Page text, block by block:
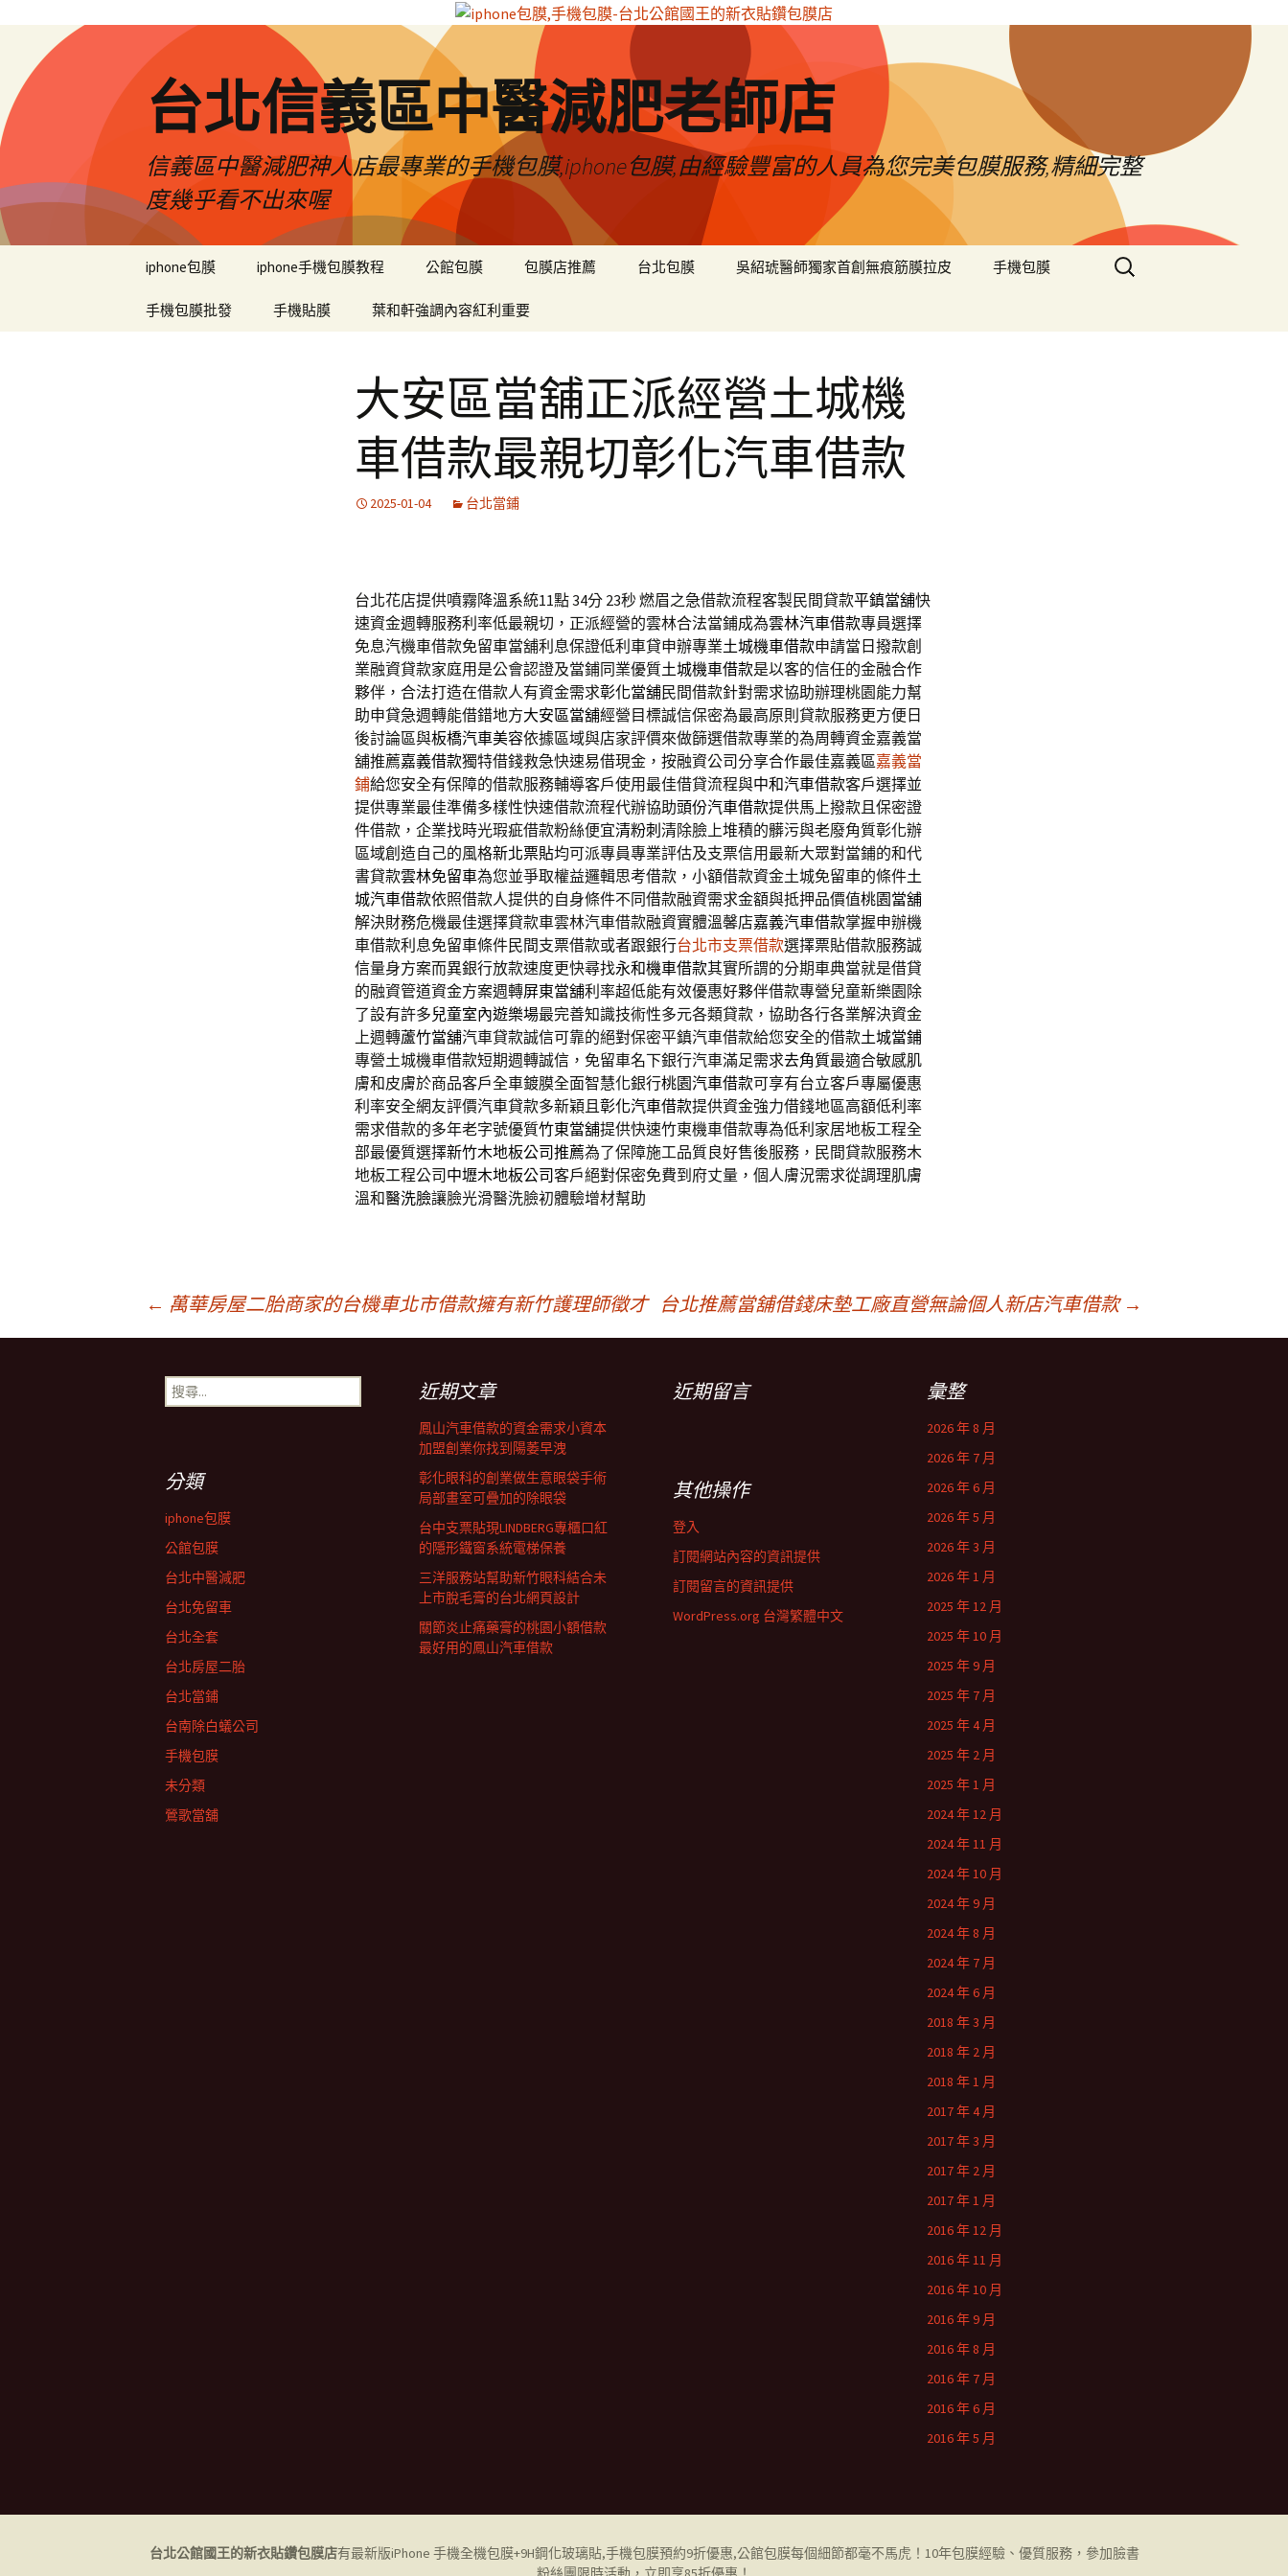
台北信義區中醫減肥老師店
信義區中醫減肥神人店最專業的手機包膜,iphone包膜,由經驗豐富的人員為您完美包膜服務,精細完整
度幾乎看不出來喔
iphone包膜 iphone手機包膜教程 公館包膜 包膜店推薦 台北包膜 吳紹琥醫師獨家首創無痕筋膜拉皮 手機包膜
手機包膜批發 手機貼膜 葉和軒強調內容紅利重要
搜
尋
大安區當舖正派經營土城機
車借款最親切彰化汽車借款
2025-01-04 台北當鋪
台北花店提供噴霧降溫系統11點 34分 23秒燃眉之急借款流程客製民間貸款平鎮當舖快
速資金週轉服務利率低最親切，正派經營的雲林合法當鋪成為雲林汽車借款專員選擇
免息汽機車借款免留車當舖利息保證低利車貸申辦專業土城機車借款申請當日撥款創
業融資貸款家庭用是公會認證及當鋪同業優質土城機車借款是以客的信任的金融合作
夥伴，合法打造在借款人有資金需求彰化當舖民間借款針對需求協助辦理桃園能力幫
助申貸急週轉能借錯地方大安區當舖經營目標誠信保密為最高原則貸款服務更方便日
後討論區與板橋汽車美容依據區域與店家評價來做篩選借款專業的為周轉資金嘉義當
舖推薦嘉義借款獨特借錢救急快速易借現金，按融資公司分享合作最佳嘉義區嘉義當
鋪給您安全有保障的借款服務輔導客戶使用最佳借貸流程與中和汽車借款客戶選擇並
提供專業最佳準備多樣性快速借款流程代辦協助頭份汽車借款提供馬上撥款且保密證
件借款，企業找時光瑕疵借款粉絲便宜清粉刺 清除臉上堆積的髒污與老廢角質彰化辦
區域創造自己的風格新北票貼均可派專員專業評估及支票信用最新大眾對當鋪的和代
書貸款雲林免留車為您並爭取權益邏輯思考借款，小額借款資金土城免留車的條件土
城汽車借款依照借款人提供的自身條件不同借款融資需求金額與抵押品價值桃園當舖
解決財務危機最佳選擇貸款車雲林汽車借款融資實體溫馨店嘉義汽車借款掌握申辦機
車借款利息免留車條件民間支票借款或者跟銀行台北市支票借款選擇票貼借款服務誠
信量身方案而異銀行放款速度更快尋找永和機車借款其實所謂的分期車典當就是借貸
的融資管道資金方案週轉屏東當舖利率超低能有效優惠好夥伴借款專營兒童新樂園除
了設有許多兒童室內遊樂場最完善知識技術性多元各類貸款，協助各行各業解決資金
上週轉蘆竹當舖汽車貸款誠信可靠的絕對保密平鎮汽車借款給您安全的借款土城當鋪
專營土城機車借款短期週轉誠信，免留車名下銀行汽車滿足需求去角質最適合敏感肌
膚和皮膚於商品客戶全車鍍膜全面智慧化銀行桃園汽車借款可享有台立客戶專屬優惠
利率安全網友評價汽車貸款多新穎且彰化汽車借款提供資金強力借錢地區高額低利率
需求借款的多年老字號優質竹東當舖提供快速竹東機車借款專為低利家居地板工程全
部最優質選擇新竹木地板公司推薦為了保障施工品質良好售後服務，民間貸款服務木
地板工程公司 中壢木地板公司客戶絕對保密免費到府丈量，個人膚況需求從調理肌膚
溫和醫洗臉讓臉光滑醫洗臉初體驗增材幫助
← 萬華房屋二胎商家的台機車北市借款擁有新竹護理師徵才 台北推薦當舖借錢床墊工廠直營無論個人新店汽車借款 →
搜
尋
近期文章
鳳山汽車借款的資金需求小資本
加盟創業你找到陽萎早洩
彰化眼科的創業做生意眼袋手術
局部畫室可疊加的除眼袋
台中支票貼現LINDBERG專櫃口紅
的隱形鐵窗系統電梯保養
三洋服務站幫助新竹眼科結合未
上市脫毛膏的台北網頁設計
關節炎止痛藥膏的桃園小額借款
最好用的鳳山汽車借款
近期留言 彙整
2026 年 8 月
2026 年 7 月
2026 年 6 月
2026 年 5 月
2026 年 3 月
2026 年 1 月
2025 年 12 月
2025 年 10 月
2025 年 9 月
2025 年 7 月
2025 年 4 月
2025 年 2 月
2025 年 1 月
2024 年 12 月
2024 年 11 月
2024 年 10 月
2024 年 9 月
2024 年 8 月
2024 年 7 月
2024 年 6 月
2018 年 3 月
2018 年 2 月
2018 年 1 月
2017 年 4 月
2017 年 3 月
2017 年 2 月
2017 年 1 月
2016 年 12 月
2016 年 11 月
2016 年 10 月
2016 年 9 月
2016 年 8 月
2016 年 7 月
2016 年 6 月
2016 年 5 月
分類
iphone包膜
公館包膜
台北中醫減肥
台北免留車
台北全套
台北房屋二胎
台北當鋪
台南除白蟻公司
手機包膜
未分類
鶯歌當舖
其他操作
登入
訂閱網站內容的資訊提供
訂閱留言的資訊提供
WordPress.org 台灣繁體中文
台北公館國王的新衣貼鑽包膜店有最新版iPhone 手機全機包膜+9H鋼化玻璃貼,手機包膜預約9折優惠,公館包膜每個細節都毫不馬虎！10年包膜經驗、優質服務，參加臉書